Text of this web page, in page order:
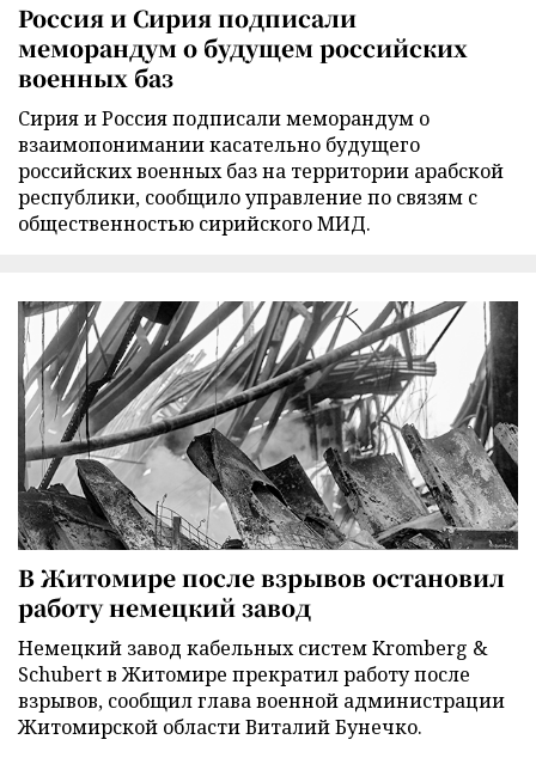
Россия и Сирия подписали
меморандум о будущем российских
военных баз
Сирия и Россия подписали меморандум о
взаимопонимании касательно будущего
российских военных баз на территории арабской
республики, сообщило управление по связям с
общественностью сирийского МИД.
В Житомире после взрывов остановил
работу немецкий завод
Немецкий завод кабельных систем Kromberg &
Schubert в Житомире прекратил работу после
взрывов, сообщил глава военной администрации
Житомирской области Виталий Бунечко.